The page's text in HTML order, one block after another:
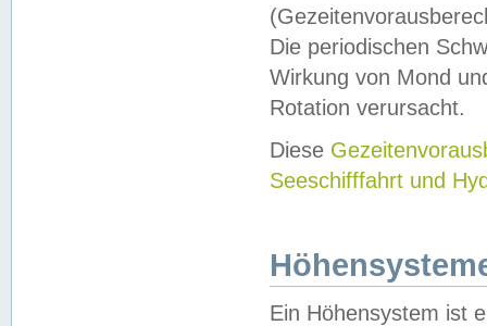
Die periodischen
Wirkung von Mond
Rotation verursacht.
Diese
Seeschifffahrt und
Ein Höhensystem ist